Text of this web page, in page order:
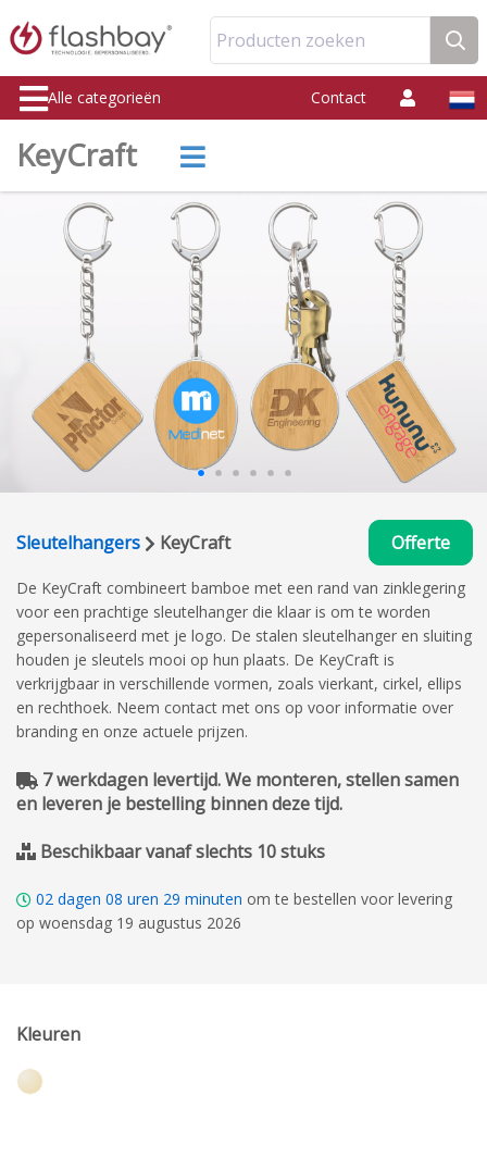
Producten zoeken
Alle categorieën Contact
KeyCraft
Sleutelhangers KeyCraft Offerte
De KeyCraft combineert bamboe met een rand van zinklegering
voor een prachtige sleutelhanger die klaar is om te worden
gepersonaliseerd met je logo. De stalen sleutelhanger en sluiting
houden je sleutels mooi op hun plaats. De KeyCraft is
verkrijgbaar in verschillende vormen, zoals vierkant, cirkel, ellips
en rechthoek. Neem contact met ons op voor informatie over
branding en onze actuele prijzen.
7 werkdagen levertijd. We monteren, stellen samen
en leveren je bestelling binnen deze tijd.
Beschikbaar vanaf slechts 10 stuks
02 dagen 08 uren 29 minuten om te bestellen voor levering
op woensdag 19 augustus 2026
Kleuren